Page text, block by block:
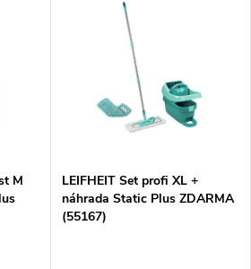
typů podlahových krytin bez
ohýbání zad...
M
LEIFHEIT Set profi XL +
náhrada Static Plus ZDARMA
(55167)